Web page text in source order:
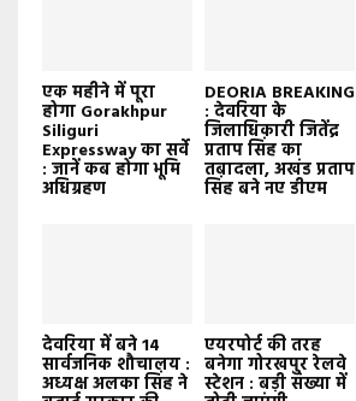
एक महीने में पूरा
होगा Gorakhpur
Siliguri
Expressway का सर्वे
: जानें कब होगा भूमि
अधिग्रहण
DEORIA BREAKING
: देवरिया के
जिलाधिकारी जितेंद्र
प्रताप सिंह का
तबादला, अखंड प्रताप
सिंह बने नए डीएम
देवरिया में बने 14
सार्वजनिक शौचालय :
अध्यक्ष अलका सिंह ने
एयरपोर्ट की तरह
बनेगा गोरखपुर रेलवे
स्टेशन : बड़ी संख्या में